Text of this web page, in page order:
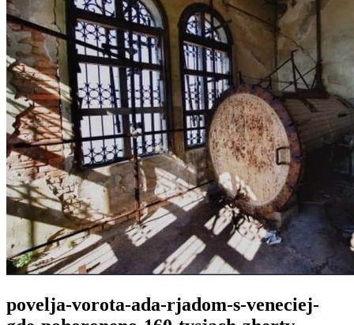
povelja-vorota-ada-rjadom-s-veneciej-